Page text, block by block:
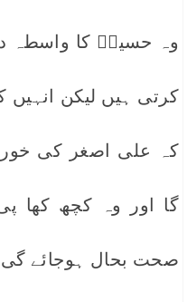
وہ حسینؓ کا واسطہ
کرتی ہیں لیکن انہیں
کہ علی اصغر کی
گا اور وہ کچھ
صحت بحال ہوجائے